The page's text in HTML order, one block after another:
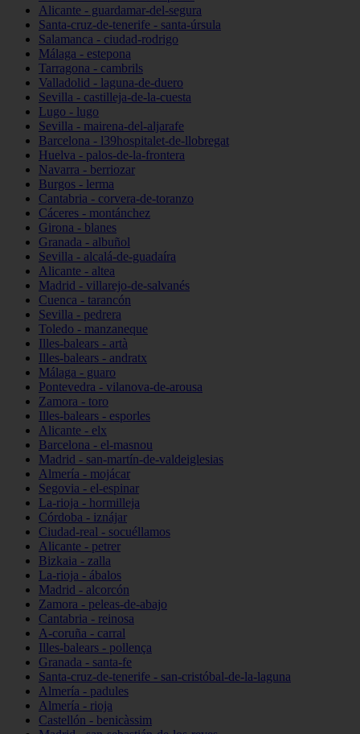
Alicante - guardamar-del-segura
Santa-cruz-de-tenerife - santa-úrsula
Salamanca - ciudad-rodrigo
Málaga - estepona
Tarragona - cambrils
Valladolid - laguna-de-duero
Sevilla - castilleja-de-la-cuesta
Lugo - lugo
Sevilla - mairena-del-aljarafe
Barcelona - l39hospitalet-de-llobregat
Huelva - palos-de-la-frontera
Navarra - berriozar
Burgos - lerma
Cantabria - corvera-de-toranzo
Cáceres - montánchez
Girona - blanes
Granada - albuñol
Sevilla - alcalá-de-guadaíra
Alicante - altea
Madrid - villarejo-de-salvanés
Cuenca - tarancón
Sevilla - pedrera
Toledo - manzaneque
Illes-balears - artà
Illes-balears - andratx
Málaga - guaro
Pontevedra - vilanova-de-arousa
Zamora - toro
Illes-balears - esporles
Alicante - elx
Barcelona - el-masnou
Madrid - san-martín-de-valdeiglesias
Almería - mojácar
Segovia - el-espinar
La-rioja - hormilleja
Córdoba - iznájar
Ciudad-real - socuéllamos
Alicante - petrer
Bizkaia - zalla
La-rioja - ábalos
Madrid - alcorcón
Zamora - peleas-de-abajo
Cantabria - reinosa
A-coruña - carral
Illes-balears - pollença
Granada - santa-fe
Santa-cruz-de-tenerife - san-cristóbal-de-la-laguna
Almería - padules
Almería - rioja
Castellón - benicàssim